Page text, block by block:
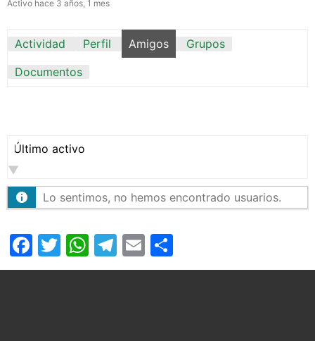
Activo hace 3 años, 1 mes
Actividad Perfil Amigos
Grupos
Documentos
Mostrar:
Lo sentimos, no hemos encontrado usuarios.
Facebook
Twitter
WhatsApp
Telegram
Email